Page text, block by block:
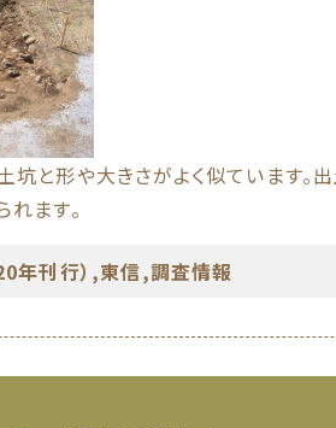
と形や大きさがよく似ています。
ます。
年刊行） ,東信,調査情報